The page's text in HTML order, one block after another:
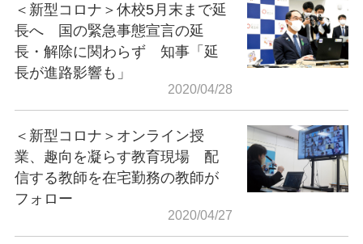
＜新型コロナ＞休校5月末まで延
長へ 国の緊急事態宣言の延
長・解除に関わらず 知事「延
長が進路影響も」
2020/04/28
＜新型コロナ＞オンライン授
業、趣向を凝らす教育現場 配
信する教師を在宅勤務の教師が
フォロー
2020/04/27